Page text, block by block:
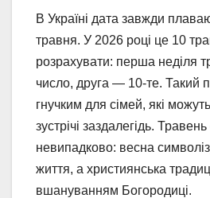
В Україні дата завжди
травня. У 2026 році це 10
розрахувати: перша неділя
число, друга — 10-те. Такий
гнучким для сімей, які
зустрічі заздалегідь.
невипадково: весна
життя, а християнська
вшануванням Богородиці.